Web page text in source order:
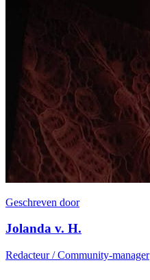
Geschreven door
Jolanda v. H.
Redacteur / Community-manager